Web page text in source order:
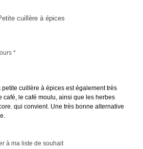
cuillère à épices
*
cuillère à épices est également très
café, le café moulu, ainsi que les herbes
qui convient. Une très bonne alternative
à ma liste de souhait